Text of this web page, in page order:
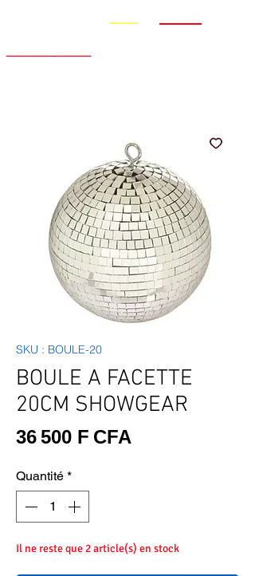
SKU : BOULE-20
BOULE A FACETTE
20CM SHOWGEAR
36 500 F CFA
Quantité *
Il ne reste que 2 article(s) en stock